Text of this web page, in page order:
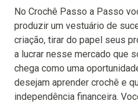
No Crochê Passo a Passo
produzir um vestuário de
criação, tirar do papel seus
a lucrar nesse mercado que
chega como uma
desejam aprender crochê e
independência financeira.